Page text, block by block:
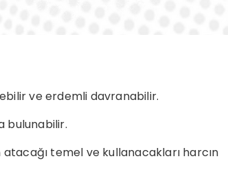
ve erdemli davranabilir.
bulunabilir.
temel ve kullanacakları harcın